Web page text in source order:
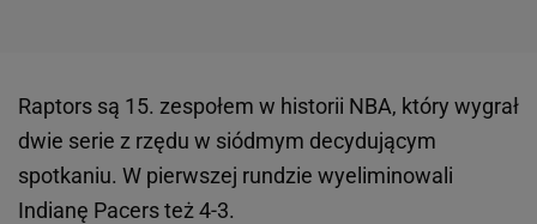
Raptors są 15. zespołem w historii NBA, który wygrał
dwie serie z rzędu w siódmym decydującym
spotkaniu. W pierwszej rundzie wyeliminowali
Indianę Pacers też 4-3.